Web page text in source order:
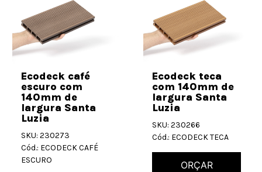
Ecodeck café
escuro com
140mm de
largura Santa
Luzia
SKU: 230273
Cód.: ECODECK CAFÉ
ESCURO
Ecodeck teca
com 140mm de
largura Santa
Luzia
SKU: 230266
Cód.: ECODECK TECA
ORÇAR